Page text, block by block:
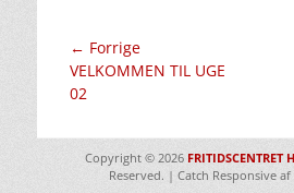
Indlægsnavigation
← Forrige
Forrige
indlæg:
VELKOMMEN TIL UGE
02
Copyright © 2026 FRITIDSCENTRET
Reserved. | Catch Responsive af